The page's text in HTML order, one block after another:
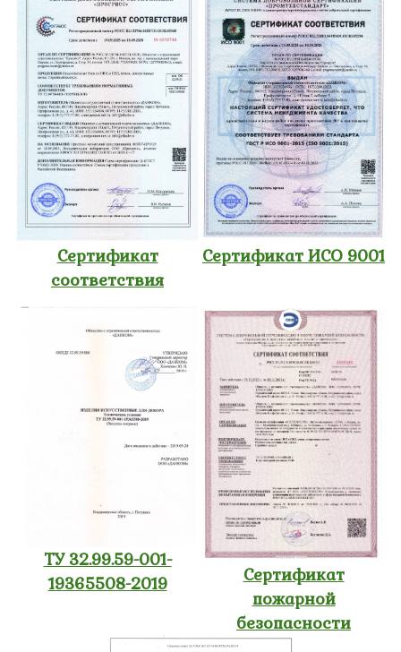
Сертификат
соответствия
Сертификат ИСО 9001
ТУ 32.99.59-001-
19365508-2019
Сертификат
пожарной
безопасности